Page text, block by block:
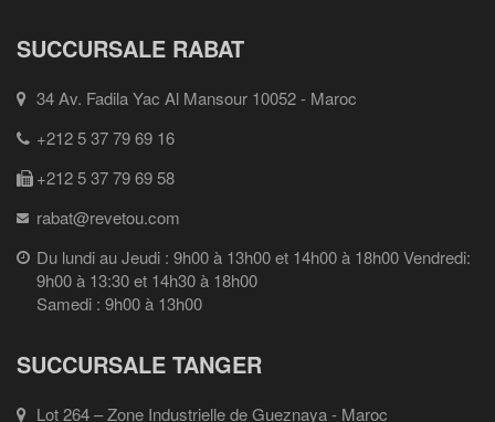
SUCCURSALE RABAT
34 Av. Fadila Yac Al Mansour 10052 - Maroc
+212 5 37 79 69 16
+212 5 37 79 69 58
rabat@revetou.com
Du lundi au Jeudi : 9h00 à 13h00 et 14h00 à 18h00 Vendredi:
9h00 à 13:30 et 14h30 à 18h00
Samedi : 9h00 à 13h00
SUCCURSALE TANGER
Lot 264 – Zone Industrielle de Gueznaya - Maroc